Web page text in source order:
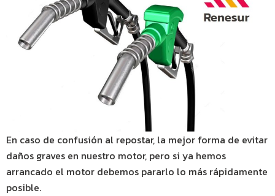
En caso de confusión al repostar, la mejor forma de evitar
daños graves en nuestro motor, pero si ya hemos
arrancado el motor debemos pararlo lo más rápidamente
posible.